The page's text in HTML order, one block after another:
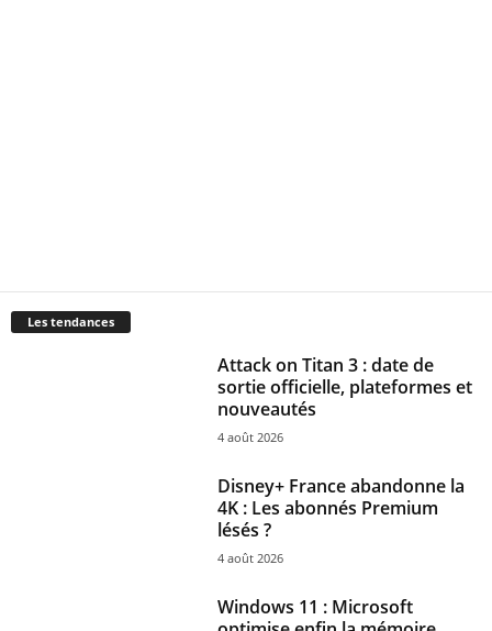
Les tendances
Attack on Titan 3 : date de
sortie officielle, plateformes et
nouveautés
4 août 2026
Disney+ France abandonne la
4K : Les abonnés Premium
lésés ?
4 août 2026
Windows 11 : Microsoft